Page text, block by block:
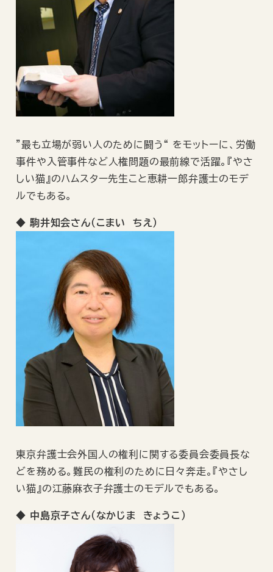
”最も立場が弱い人のために闘う“ をモットーに、労働
事件や入管事件など人権問題の最前線で活躍。『やさ
しい猫』のハムスター先生こと恵耕一郎弁護士のモデ
ルでもある。
◆ 駒井知会さん（こまい ちえ）
東京弁護士会外国人の権利に関する委員会委員長な
どを務める。難民の権利のために日々奔走。『やさし
い猫』の江藤麻衣子弁護士のモデルでもある。
◆ 中島京子さん（なかじま きょうこ）